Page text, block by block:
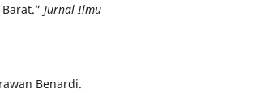
Jurnal Ilmu
Benardi.